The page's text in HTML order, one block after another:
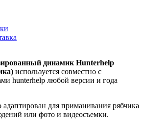
динамик Hunterhelp
используется совместно с
hunterhelp любой версии и года
для приманивания рябчика
или фото и видеосъемки.